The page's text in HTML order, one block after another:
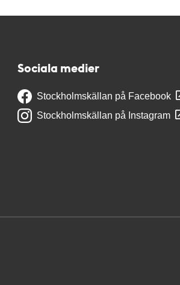
Sociala medier
Stockholmskällan på Facebook
Stockholmskällan på Instagram